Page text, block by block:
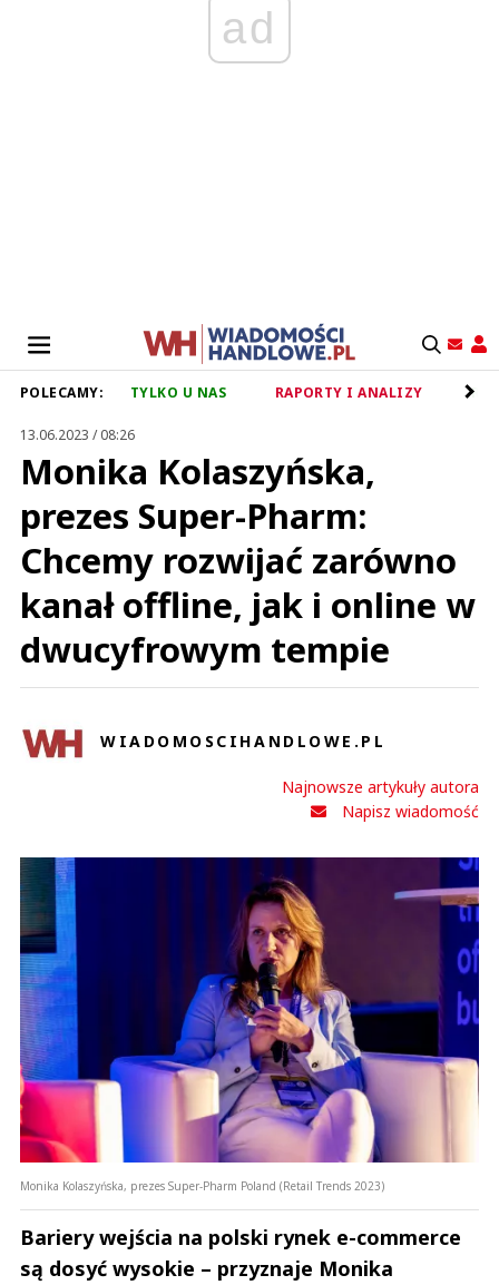
ad
POLECAMY: TYLKO U NAS RAPORTY I ANALIZY
13.06.2023 / 08:26
Monika Kolaszyńska,
prezes Super-Pharm:
Chcemy rozwijać zarówno
kanał offline, jak i online w
dwucyfrowym tempie
WIADOMOSCIHANDLOWE.PL
Najnowsze artykuły autora
Napisz wiadomość
Monika Kolaszyńska, prezes Super-Pharm Poland (Retail Trends 2023)
Bariery wejścia na polski rynek e-commerce
są dosyć wysokie – przyznaje Monika